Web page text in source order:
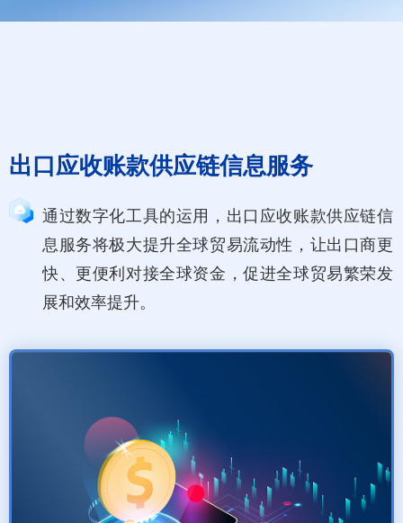
出口应收账款供应链信息服务
通过数字化工具的运用，出口应收账款供应链信
息服务将极大提升全球贸易流动性，让出口商更
快、更便利对接全球资金，促进全球贸易繁荣发
展和效率提升。